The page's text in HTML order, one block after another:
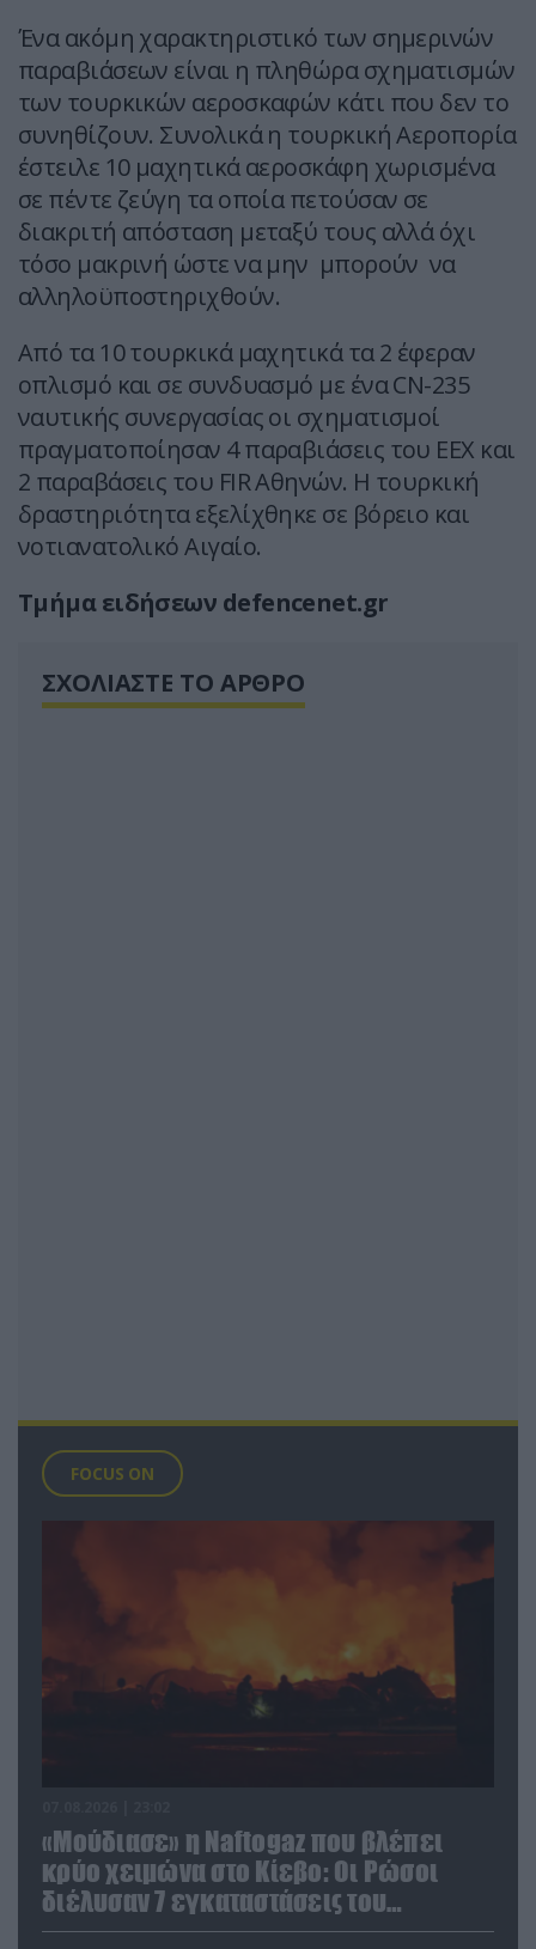
Ένα ακόμη χαρακτηριστικό των σημερινών
παραβιάσεων είναι η πληθώρα σχηματισμών
των τουρκικών αεροσκαφών κάτι που δεν το
συνηθίζουν. Συνολικά η τουρκική Αεροπορία
έστειλε 10 μαχητικά αεροσκάφη χωρισμένα
σε πέντε ζεύγη τα οποία πετούσαν σε
διακριτή απόσταση μεταξύ τους αλλά όχι
τόσο μακρινή ώστε να μην μπορούν να
αλληλοϋποστηριχθούν.
Από τα 10 τουρκικά μαχητικά τα 2 έφεραν
οπλισμό και σε συνδυασμό με ένα CN-235
ναυτικής συνεργασίας οι σχηματισμοί
πραγματοποίησαν 4 παραβιάσεις του ΕΕΧ και
2 παραβάσεις του FIR Αθηνών. Η τουρκική
δραστηριότητα εξελίχθηκε σε βόρειο και
νοτιανατολικό Αιγαίο.
Τμήμα ειδήσεων defencenet.gr
ΣΧΟΛΙΑΣΤΕ ΤΟ ΑΡΘΡΟ
FOCUS ON
«Μούδιασε» η Naftogaz που βλέπει
κρύο χειμώνα στο Κίεβο: Οι Ρώσοι
διέλυσαν 7 εγκαταστάσεις του
ουκρανικού κολοσσού!